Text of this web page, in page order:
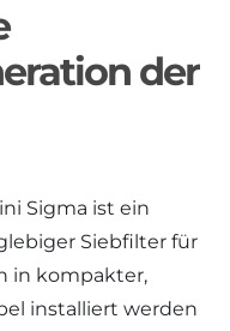
der
Sigma ist ein
Siebfilter für
in kompakter,
installiert werden